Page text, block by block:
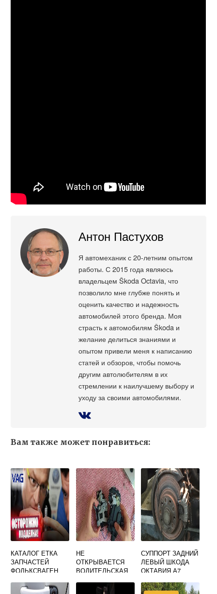
Антон Пастухов
Я автомеханик с 20-летним опытом
работы. С 2015 года являюсь
владельцем Škoda Octavia, что
позволило мне глубже понять и
оценить качество и надежность
автомобилей этого бренда. Моя
страсть к автомобилям Škoda и
желание делиться знаниями и
опытом привели меня к написанию
статей и обзоров, чтобы помочь
другим автолюбителям в их
стремлении к наилучшему выбору и
уходу за своими автомобилями.
Вам также может понравиться:
КАТАЛОГ ЕТКА
ЗАПЧАСТЕЙ
ФОЛЬКСВАГЕН
СЕАТ
НЕ
ОТКРЫВАЕТСЯ
ВОДИТЕЛЬСКАЯ
OCTAVIA TOUR
СУППОРТ ЗАДНИЙ
ЛЕВЫЙ ШКОДА
ОКТАВИЯ А7